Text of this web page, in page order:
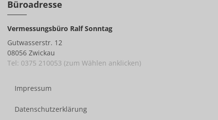
Büroadresse
Vermessungsbüro Ralf Sonntag
Gutwasserstr. 12
08056 Zwickau
Tel: 0375 210053 (zum Wählen anklicken)
Impressum
Datenschutzerklärung